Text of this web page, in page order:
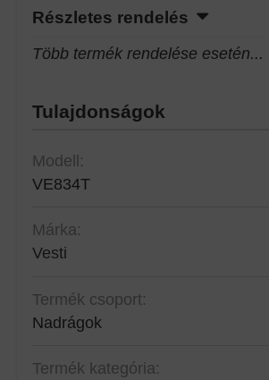
Részletes rendelés
Több termék rendelése esetén...
Tulajdonságok
Modell:
VE834T
Márka:
Vesti
Termék csoport:
Nadrágok
Termék kategória: